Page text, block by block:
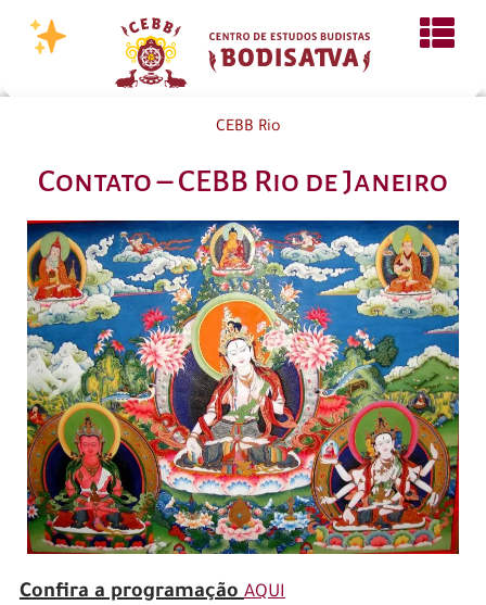
CEBB Rio
Contato – CEBB Rio de Janeiro
Confira a programaçãoAQUI